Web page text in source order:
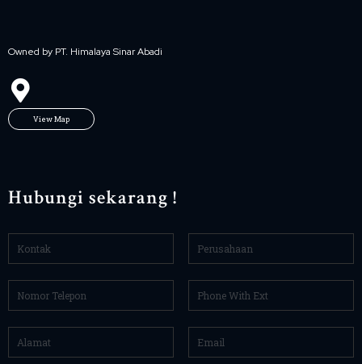
Owned by PT. Himalaya Sinar Abadi
View Map
Hubungi sekarang !